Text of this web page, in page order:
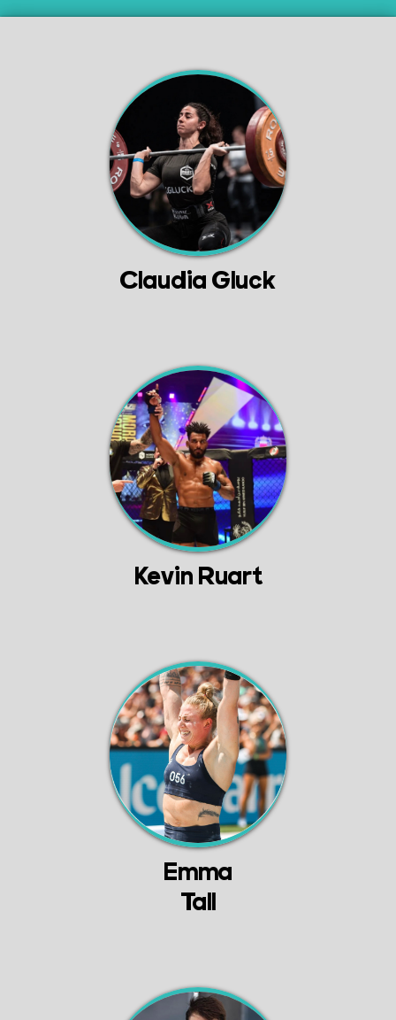
Claudia Gluck
Kevin Ruart
Emma
Tall